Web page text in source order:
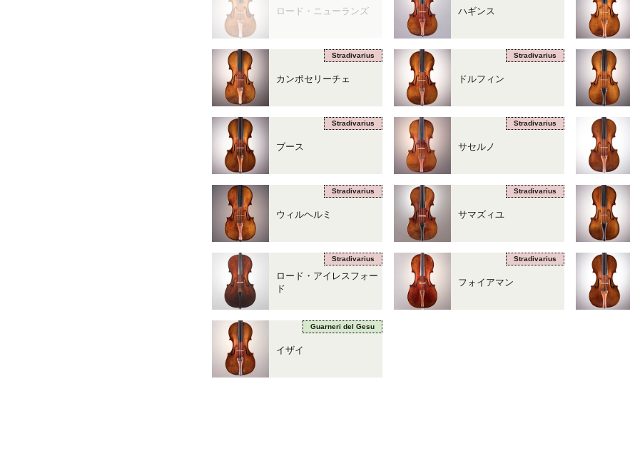
ロード・ニューランズ ハギンス
Stradivarius
カンポセリーチェ
Stradivarius
ドルフィン
Stradivarius
ブース
Stradivarius
サセルノ
Stradivarius
ウィルヘルミ
Stradivarius
サマズィユ
Stradivarius
ロード・アイレスフォー
ド
Stradivarius
フォイアマン
Guarneri del Gesu
イザイ